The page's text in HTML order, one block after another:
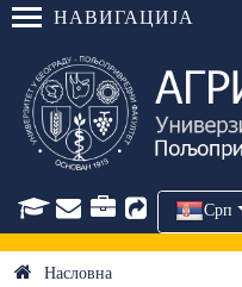
НАВИГАЦИЈА
Срп
Насловна